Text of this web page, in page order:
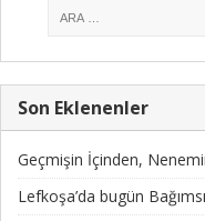
Son Eklenenler
Geçmişin İçinden,
Lefkoşa’da bugün